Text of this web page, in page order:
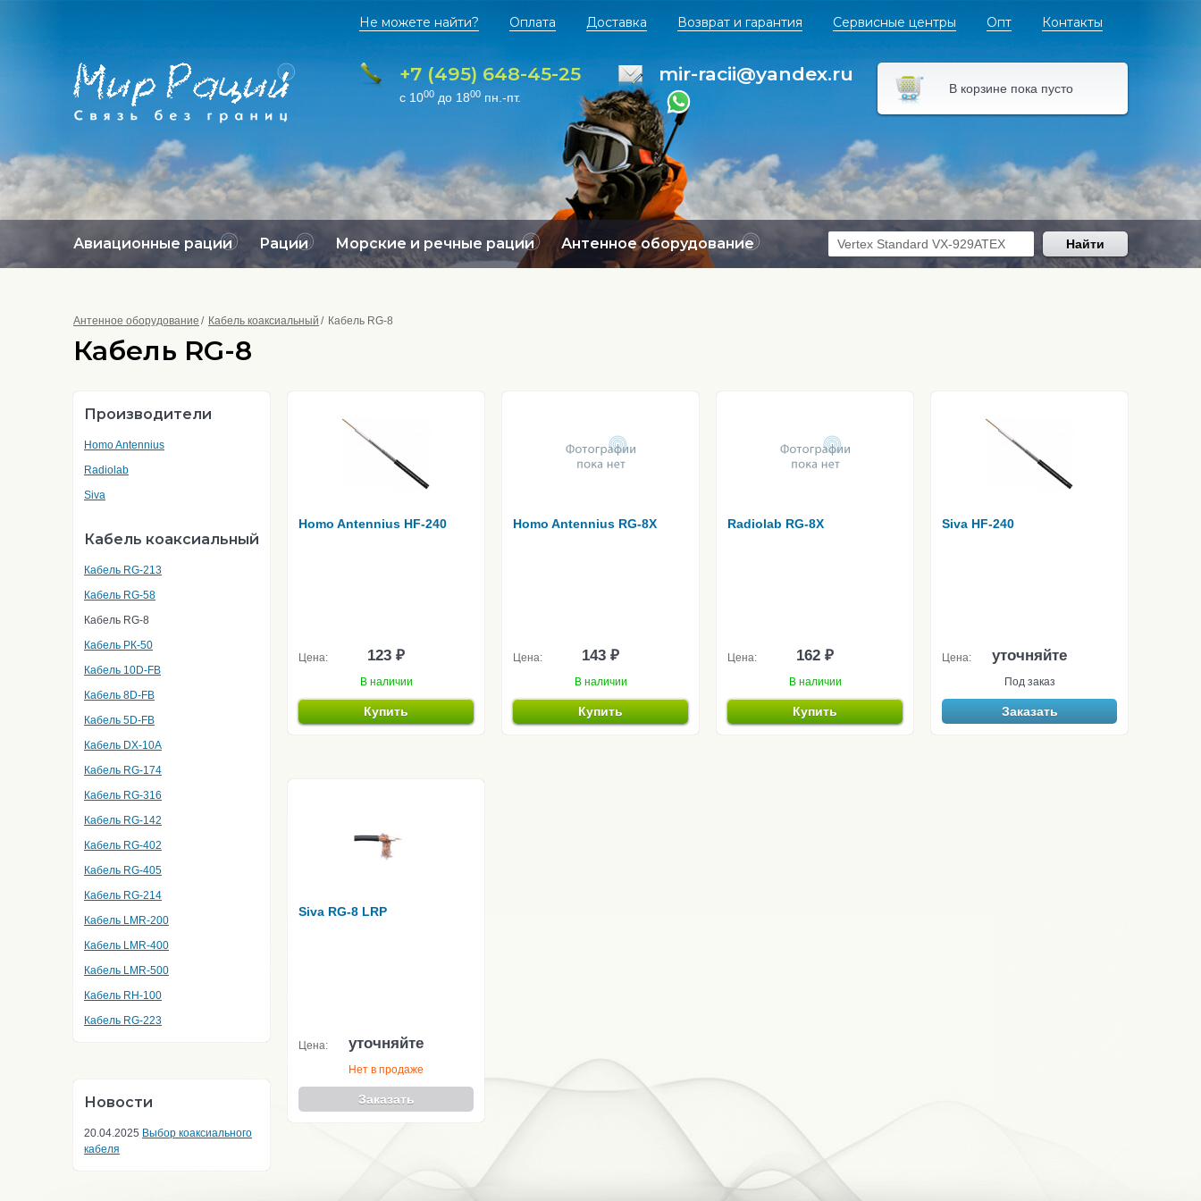
Не можете найти? Оплата Доставка Возврат и гарантия Сервисные центры Опт Контакты
+7 (495) 648-45-25
с 1000 до 1800 пн.-пт.
mir-racii@yandex.ru
В корзине пока пусто
Авиационные рации Рации Морские и речные рации Антенное оборудование Найти
Антенное оборудование Кабель коаксиальный Кабель RG-8
Кабель RG-8
Производители
Homo Antennius
Radiolab
Siva
Кабель коаксиальный
Кабель RG-213
Кабель RG-58
Кабель RG-8
Кабель РК-50
Кабель 10D-FB
Кабель 8D-FB
Кабель 5D-FB
Кабель DX-10A
Кабель RG-174
Кабель RG-316
Кабель RG-142
Кабель RG-402
Кабель RG-405
Кабель RG-214
Кабель LMR-200
Кабель LMR-400
Кабель LMR-500
Кабель RH-100
Кабель RG-223
Новости
20.04.2025 Выбор коаксиального
кабеля
Homo Antennius HF-240
Цена: 123 ₽
В наличии
Купить
Homo Antennius RG-8X
Цена: 143 ₽
В наличии
Купить
Radiolab RG-8X
Цена: 162 ₽
В наличии
Купить
Siva HF-240
Цена: уточняйте
Под заказ
Заказать
Siva RG-8 LRP
Цена: уточняйте
Нет в продаже
Заказать